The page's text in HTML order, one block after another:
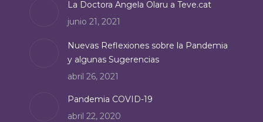
window
La Doctora Angela Olaru a Teve.cat
junio 21, 2021
Nuevas Reflexiones sobre la Pandemia
y algunas Sugerencias
abril 26, 2021
Pandemia COVID-19
abril 22, 2020